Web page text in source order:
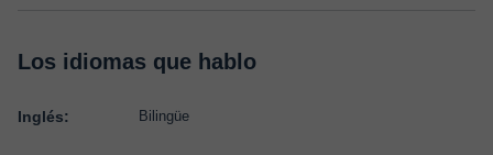
Los idiomas que hablo
Inglés: Bilingüe